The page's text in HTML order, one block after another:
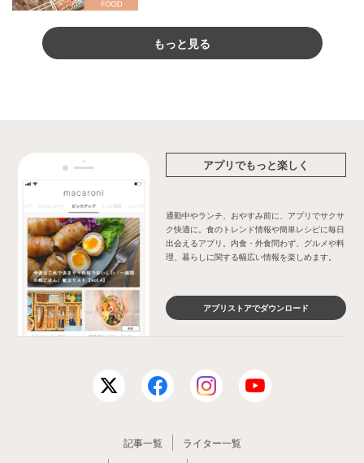
もっと見る
アプリでもっと楽しく
通勤中やランチ、おやすみ前に、アプリでサクサ
ク快適に。食のトレンド情報や簡単レシピに毎日
出会えるアプリ。内食・外食問わず、グルメや料
理、暮らしに関する幅広い情報を楽しめます。
アプリストアでダウンロード
記事一覧
ライター一覧